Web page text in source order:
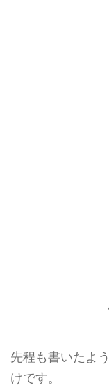
先程も書いたよ
けです。